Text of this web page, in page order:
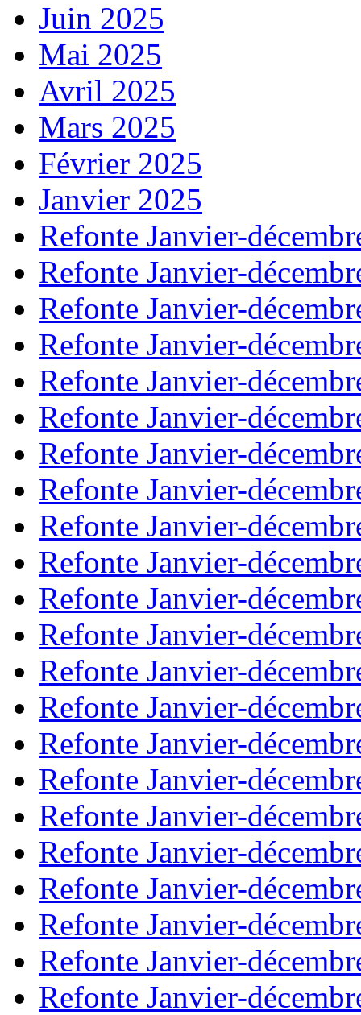
Juin 2025
Mai 2025
Avril 2025
Mars 2025
Février 2025
Janvier 2025
Refonte Janvier-
Refonte Janvier-
Refonte Janvier-
Refonte Janvier-
Refonte Janvier-
Refonte Janvier-
Refonte Janvier-
Refonte Janvier-
Refonte Janvier-
Refonte Janvier-
Refonte Janvier-
Refonte Janvier-
Refonte Janvier-
Refonte Janvier-
Refonte Janvier-
Refonte Janvier-
Refonte Janvier-
Refonte Janvier-
Refonte Janvier-
Refonte Janvier-
Refonte Janvier-
Refonte Janvier-